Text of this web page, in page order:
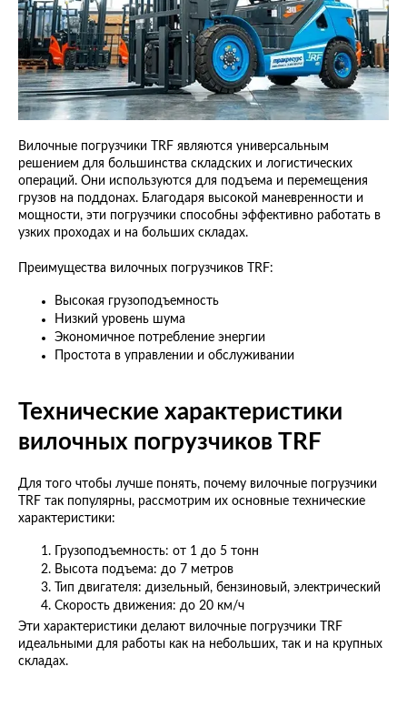
Вилочные погрузчики TRF являются универсальным
решением для большинства складских и логистических
операций. Они используются для подъема и перемещения
грузов на поддонах. Благодаря высокой маневренности и
мощности, эти погрузчики способны эффективно работать в
узких проходах и на больших складах.
Преимущества вилочных погрузчиков TRF:
Высокая грузоподъемность
Низкий уровень шума
Экономичное потребление энергии
Простота в управлении и обслуживании
Технические характеристики
вилочных погрузчиков TRF
Для того чтобы лучше понять, почему вилочные погрузчики
TRF так популярны, рассмотрим их основные технические
характеристики:
Грузоподъемность: от 1 до 5 тонн
Высота подъема: до 7 метров
Тип двигателя: дизельный, бензиновый, электрический
Скорость движения: до 20 км/ч
Эти характеристики делают вилочные погрузчики TRF
идеальными для работы как на небольших, так и на крупных
складах.